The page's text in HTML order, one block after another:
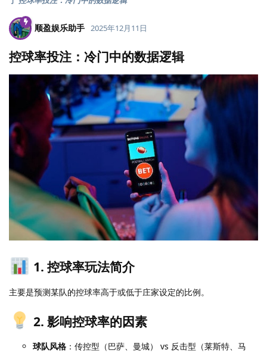
顺盈娱乐助手 2025年12月11日
控球率投注：冷门中的数据逻辑
1. 控球率玩法简介
主要是预测某队的控球率高于或低于庄家设定的比例。
2. 影响控球率的因素
球队风格 ：传控型（巴萨、曼城） vs 反击型（莱斯特、马